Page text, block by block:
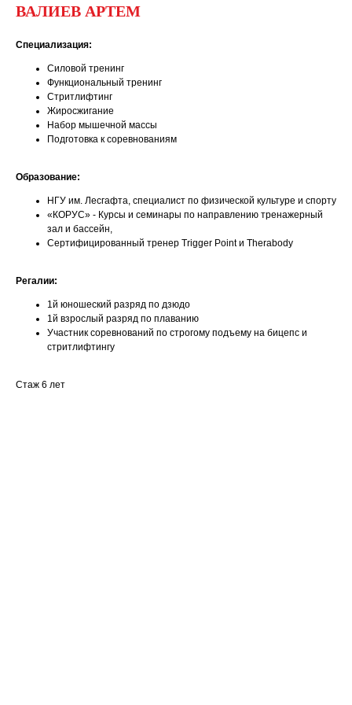
ВАЛИЕВ АРТЕМ
Специализация:
Силовой тренинг
Функциональный тренинг
Стритлифтинг
Жиросжигание
Набор мышечной массы
Подготовка к соревнованиям
Образование:
НГУ им. Лесгафта, специалист по физической культуре и спорту
«КОРУС» - Курсы и семинары по направлению тренажерный
зал и бассейн,
Сертифицированный тренер Trigger Point и Therabody
Регалии:
1й юношеский разряд по дзюдо
1й взрослый разряд по плаванию
Участник соревнований по строгому подъему на бицепс и
стритлифтингу
Стаж 6 лет